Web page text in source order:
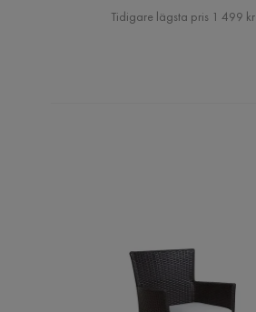
Pris
Tidigare lägsta pris 1 499 kr